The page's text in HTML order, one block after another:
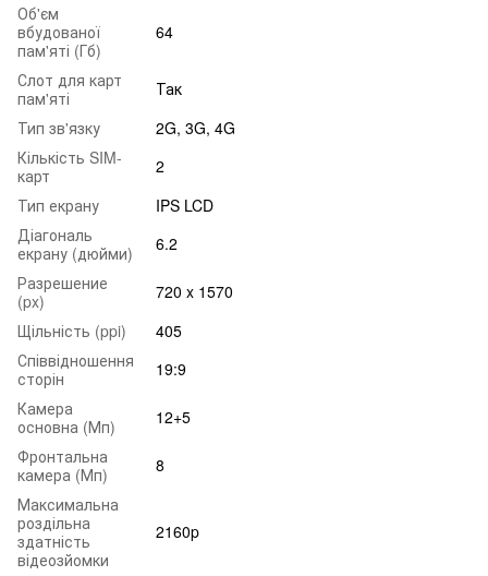
Об'єм
вбудованої
пам'яті (Гб)
64
Слот для карт
пам'яті
Так
Тип зв'язку
2G, 3G, 4G
Кількість SIM-
карт
2
Тип екрану
IPS LCD
Діагональ
екрану (дюйми)
6.2
Разрешение
(px)
720 x 1570
Щільність (ppi)
405
Співвідношення
сторін
19:9
Камера
основна (Мп)
12+5
Фронтальна
камера (Мп)
8
Максимальна
роздільна
здатність
відеозйомки
2160p